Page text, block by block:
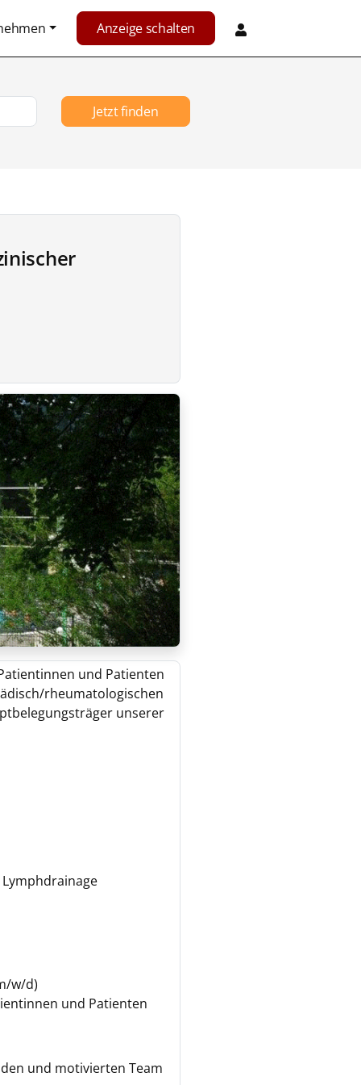
Anzeige schalten
Jetzt finden
und Patienten
rheumatologischen
unserer
w/d)
und Patienten
und motivierten Team